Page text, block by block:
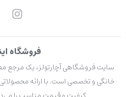
فروشگاه
سایت فروشگاهی آچارتولز، یک مرجع
خانگی و تخصصی است. با ارائه